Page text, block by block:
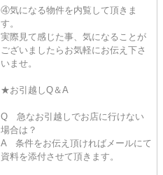
④気になる物件を内覧して頂きま
す。
実際見て感じた事、気になることが
ございましたらお気軽にお伝え下さ
いませ。
★お引越しQ＆A
Q 急なお引越しでお店に行けない
場合は？
A 条件をお伝え頂ければメールにて
資料を添付させて頂きます。